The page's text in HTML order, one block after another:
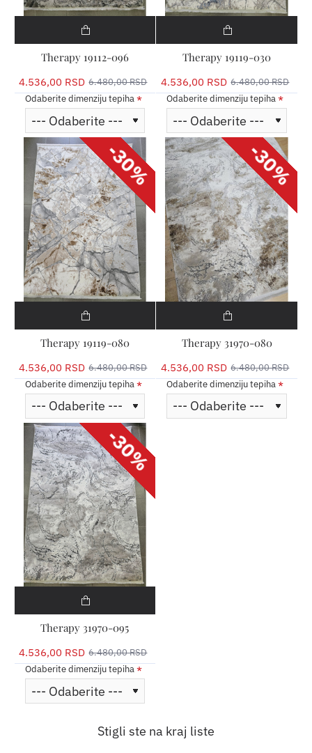
Therapy 19112-096
4.536,00 RSD 6.480,00 RSD
Odaberite dimenziju tepiha
Therapy 19119-030
4.536,00 RSD 6.480,00 RSD
Odaberite dimenziju tepiha
-30%
Therapy 19119-080
4.536,00 RSD 6.480,00 RSD
Odaberite dimenziju tepiha
-30%
Therapy 31970-080
4.536,00 RSD 6.480,00 RSD
Odaberite dimenziju tepiha
-30%
Therapy 31970-095
4.536,00 RSD 6.480,00 RSD
Odaberite dimenziju tepiha
Stigli ste na kraj liste